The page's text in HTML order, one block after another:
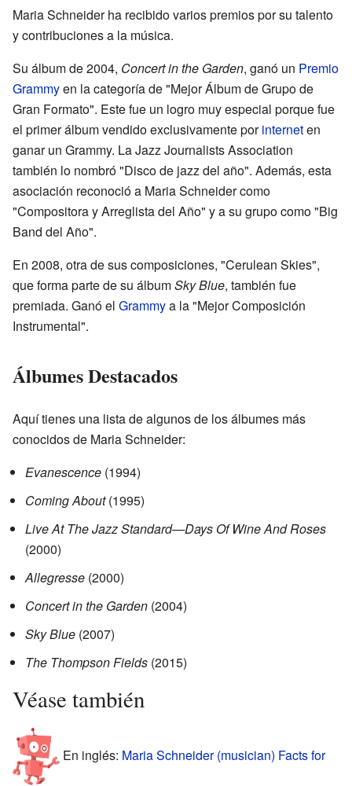
Maria Schneider ha recibido varios premios por su talento
y contribuciones a la música.
Su álbum de 2004, Concert in the Garden, ganó un Premio
Grammyen la categoría de "Mejor Álbum de Grupo de
Gran Formato". Este fue un logro muy especial porque fue
el primer álbum vendido exclusivamente porinterneten
ganar un Grammy. La Jazz Journalists Association
también lo nombró "Disco de jazz del año". Además, esta
asociación reconoció a Maria Schneider como
"Compositora y Arreglista del Año" y a su grupo como "Big
Band del Año".
En 2008, otra de sus composiciones, "Cerulean Skies",
que forma parte de su álbumSky Blue, también fue
premiada. Ganó el Grammya la "Mejor Composición
Instrumental".
Álbumes Destacados
Aquí tienes una lista de algunos de los álbumes más
conocidos de Maria Schneider:
Evanescence (1994)
Coming About(1995)
Live At The Jazz Standard—Days Of Wine And Roses
(2000)
Allegresse (2000)
Concert in the Garden (2004)
Sky Blue (2007)
The Thompson Fields (2015)
Véase también
En inglés: Maria Schneider (musician) Facts for